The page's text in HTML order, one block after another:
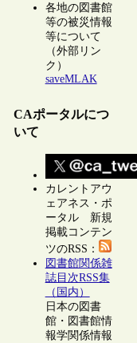
各地の図書館
等の被災情報
等について
（外部リン
ク）
saveMLAK
CAポータルにつ
いて
カレントアウ
ェアネス・ポ
ータル 新規
掲載コンテン
ツのRSS：
図書館関係雑
誌目次RSS集
（国内）
日本の図書
館・図書館情
報学関係情報